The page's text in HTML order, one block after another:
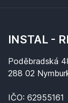
INSTAL -
Poděbradská
288 02
IČO: 62955161